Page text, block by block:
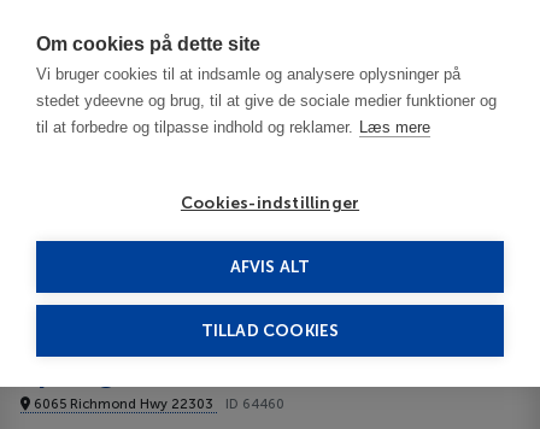
Om cookies på dette site
Vi bruger cookies til at indsamle og analysere oplysninger på
stedet ydeevne og brug, til at give de sociale medier funktioner og
til at forbedre og tilpasse indhold og reklamer. Læs mere
Cookies-indstillinger
AFVIS ALT
TILLAD COOKIES
Washington D.C. - DC
SpringHill Suites Alexandria 3***
6065 Richmond Hwy 22303 ID 64460